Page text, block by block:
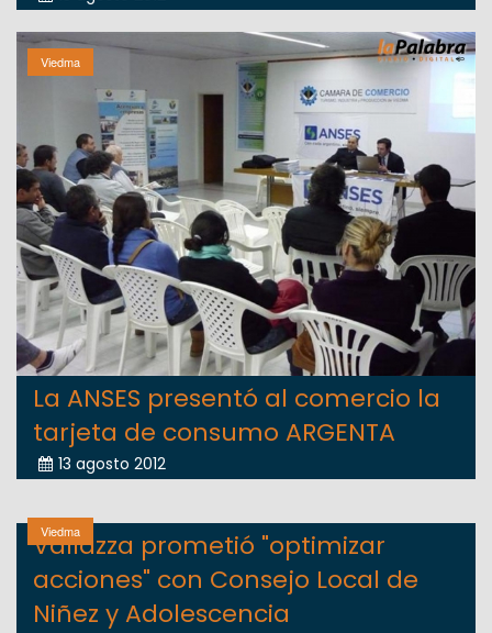
Viedma
La ANSES presentó al comercio la
tarjeta de consumo ARGENTA
13 agosto 2012
Viedma
Vallazza prometió "optimizar
acciones" con Consejo Local de
Niñez y Adolescencia